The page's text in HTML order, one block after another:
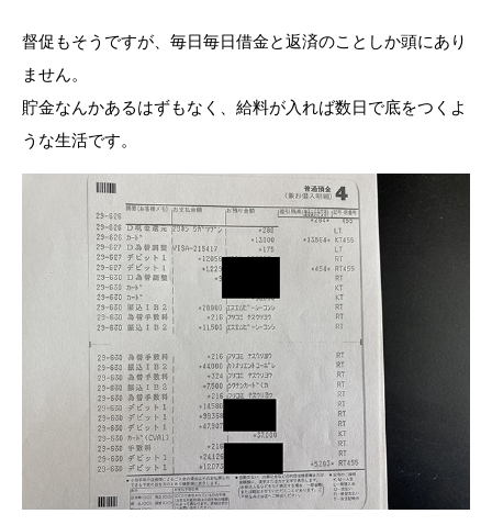
督促もそうですが、毎日毎日借金と返済のことしか頭にあり
ません。
貯金なんかあるはずもなく、給料が入れば数日で底をつくよ
うな生活です。